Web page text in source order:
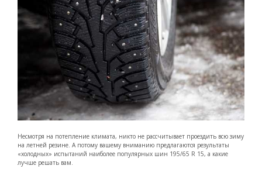
Несмотря на потепление климата, никто не рассчитывает проездить всю зиму
на летней резине. А потому вашему вниманию предлагаются результаты
«холодных» испытаний наиболее популярных шин 195/65 R 15, а какие
лучше решать вам.